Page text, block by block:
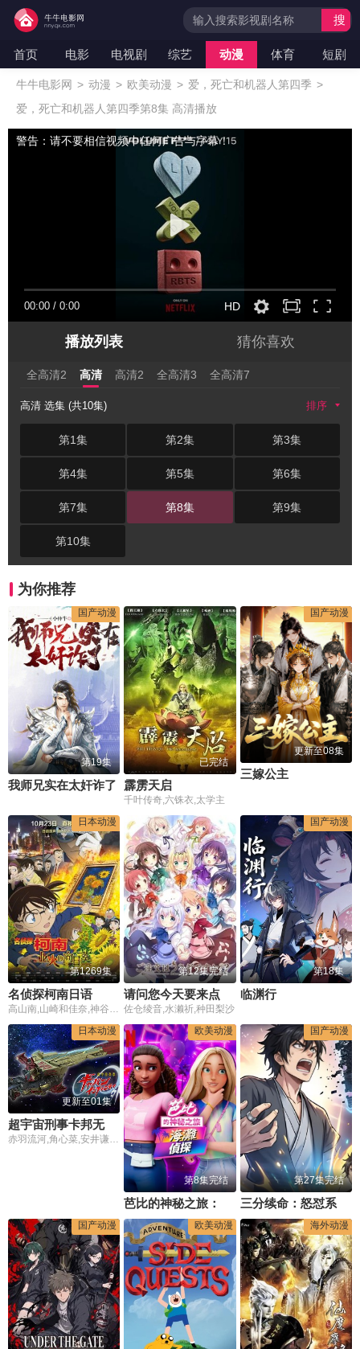
首页 电影 电视剧 综艺 动漫 体育 短剧
搜
牛牛电影网 > 动漫 > 欧美动漫 > 爱，死亡和机器人第四季 >
爱，死亡和机器人第四季第8集 高清播放
00:00 / 0:00 HD
警告：请不要相信视频中任何广告与字幕！
播放列表 猜你喜欢
全高清2 高清 高清2 全高清3 全高清7
高清 选集 (共10集) 排序
第1集 第2集 第3集
第4集 第5集 第6集
第7集 第8集 第9集
第10集
为你推荐
国产动漫
第19集
我师兄实在太奸诈了
已完结
霹雳天启
千叶传奇,六铢衣,太学主
国产动漫
更新至08集
三嫁公主
日本动漫
第1269集
名侦探柯南日语
高山南,山崎和佳奈,神谷明,小山力也,林原惠美,山口胜平,田中秀幸,岛本须美,绪方贤一,堀川亮,松井菜樱子,宫村优子,岩居由希子,大谷育江,高木涉,高岛雅罗,堀之纪,立木文彦,小山茉美,三石琴乃,置鲇龙太郎,日高法子,池田秀一,古谷彻
第12集完结
佐仓绫音,水濑祈,种田梨沙
国产动漫
第18集
临渊行
日本动漫
更新至01集
超宇宙刑事卡邦无限外传
赤羽流河,角心菜,安井谦太郎,松永有纮,有坂心花,安田启人,谷田拉娜,入山杏奈,子安武人
欧美动漫
第8集完结
国产动漫
第27集完结
三分续命：怒怼系统，遇强则强
国产动漫 欧美动漫 海外动漫